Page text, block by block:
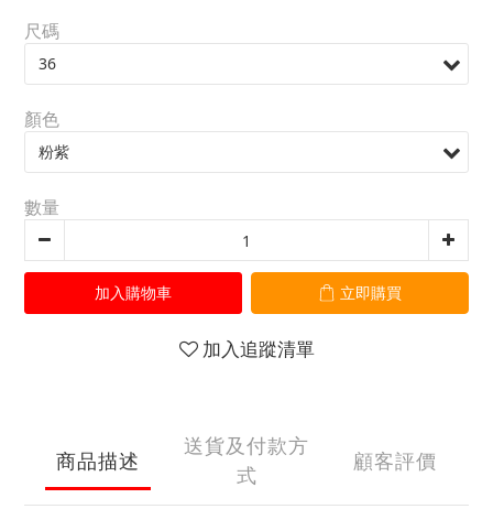
尺碼
顏色
數量
加入購物車 立即購買
加入追蹤清單
商品描述
送貨及付款方
式
顧客評價